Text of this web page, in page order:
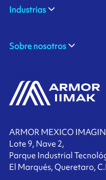
ARMOR MEXICO
Lote 9, Nave 2,
Parque Industrial
El Marqués, Queretaro,
Industrias
Sobre nosotros